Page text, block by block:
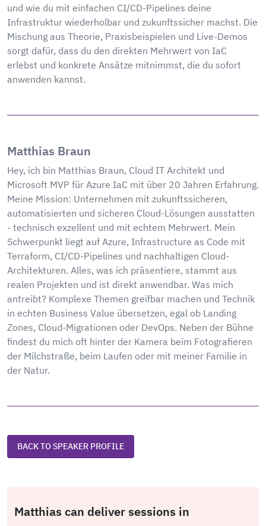
und wie du mit einfachen CI/CD-Pipelines deine
Infrastruktur wiederholbar und zukunftssicher machst. Die
Mischung aus Theorie, Praxisbeispielen und Live-Demos
sorgt dafür, dass du den direkten Mehrwert von IaC
erlebst und konkrete Ansätze mitnimmst, die du sofort
anwenden kannst.
Matthias Braun
Hey, ich bin Matthias Braun, Cloud IT Architekt und
Microsoft MVP für Azure IaC mit über 20 Jahren Erfahrung.
Meine Mission: Unternehmen mit zukunftssicheren,
automatisierten und sicheren Cloud-Lösungen ausstatten
- technisch exzellent und mit echtem Mehrwert. Mein
Schwerpunkt liegt auf Azure, Infrastructure as Code mit
Terraform, CI/CD-Pipelines und nachhaltigen Cloud-
Architekturen. Alles, was ich präsentiere, stammt aus
realen Projekten und ist direkt anwendbar. Was mich
antreibt? Komplexe Themen greifbar machen und Technik
in echten Business Value übersetzen, egal ob Landing
Zones, Cloud-Migrationen oder DevOps. Neben der Bühne
findest du mich oft hinter der Kamera beim Fotografieren
der Milchstraße, beim Laufen oder mit meiner Familie in
der Natur.
BACK TO SPEAKER PROFILE
Matthias can deliver sessions in